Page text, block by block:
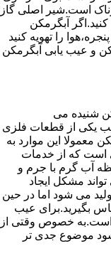
است.شیر اصلی گاز
آبگرمکن
را تهویه کنید
و عیب یابی آبگرمکن
شنیده می
یکی از قطعات فلزی
معمولا این موارد به
است که از خدمات
آب گرم با جرم و
مشکل ایجاد
می شود اما در حین
بگیرید.برای عیب
است.به خصوص وقتی از
موضوع جدی تر